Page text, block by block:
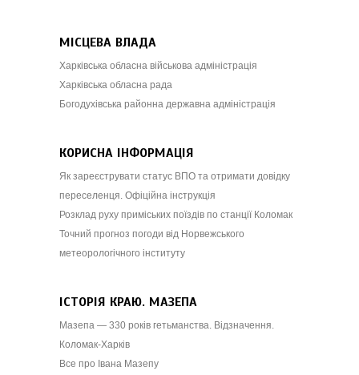
МІСЦЕВА ВЛАДА
Харківська обласна військова адміністрація
Харківська обласна рада
Богодухівська районна державна адміністрація
КОРИСНА ІНФОРМАЦІЯ
Як зареєструвати статус ВПО та отримати довідку
переселенця. Офіційна інструкція
Розклад руху приміських поїздів по станції Коломак
Точний прогноз погоди від Норвежського
метеорологічного інституту
ІСТОРІЯ КРАЮ. МАЗЕПА
Мазепа — 330 років гетьманства. Відзначення.
Коломак-Харків
Все про Івана Мазепу